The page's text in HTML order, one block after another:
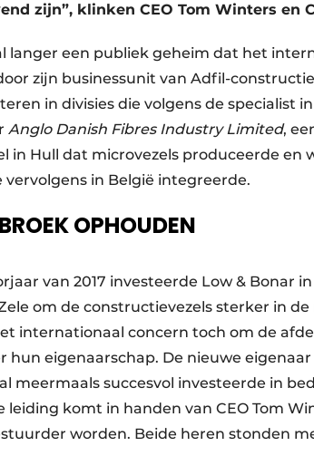
zijn”, klinken CEO Tom Winters en
langer een publiek geheim dat het
zijn businessunit van Adfil-
in divisies die volgens de specialist
Anglo Danish Fibres Industry Limited,
in Hull dat microvezels produceerde en
vervolgens in België integreerde.
OPHOUDEN
van 2017 investeerde Low & Bonar
om de constructievezels sterker in
internationaal concern toch om de
hun eigenaarschap. De nieuwe
meermaals succesvol investeerde in
leiding komt in handen van CEO Tom
worden. Beide heren stonden